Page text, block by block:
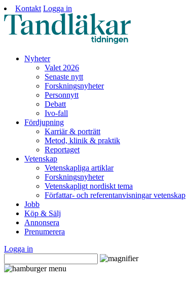
Kontakt Logga in
Nyheter
Valet 2026
Senaste nytt
Forskningsnyheter
Personnytt
Debatt
Ivo-fall
Fördjupning
Karriär & porträtt
Metod, klinik & praktik
Reportaget
Vetenskap
Vetenskapliga artiklar
Forskningsnyheter
Vetenskapligt nordiskt tema
Författar- och referentanvisningar vetenskap
Jobb
Köp & Sälj
Annonsera
Prenumerera
Logga in